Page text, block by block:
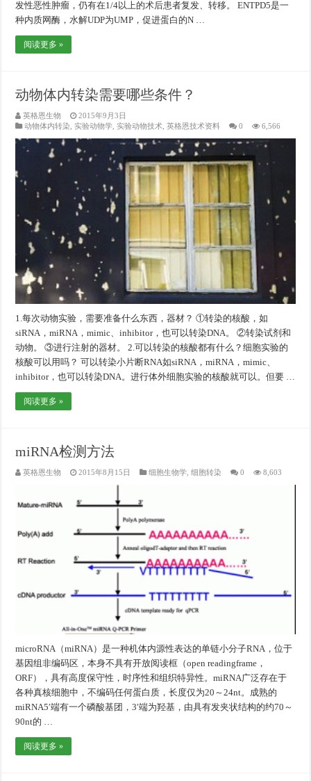
发性恶性肿瘤，仍有在1/4以上的术后患者复发、转移。 ENTPD5是一
种内质网酶，水解UDP为UMP，促进蛋白的N …
阅读更多 »
动物体内转染需要哪些条件？
英格恩生物
2015年9月3日
动物体内转染 ,实验动物学 ,实验动物技术 ,英格恩技术资料 0 6,566
1.每次动物实验，需要准备什么东西，器材？ ①转染的核酸，如
siRNA，miRNA，mimic、inhibitor，也可以转染DNA。 ②转染试剂和
动物。 ③进行注射的器材。 2.可以转染的核酸都有什么？细胞实验的
核酸可以用吗？ 可以转染小片断RNA如siRNA，miRNA，mimic、
inhibitor，也可以转染DNA。进行体外细胞实验的核酸就可以。但要 …
阅读更多 »
miRNA检测方法
英格恩生物 2015年8月15日 细胞生物学 ,细胞转染 0 8,603
microRNA（miRNA）是一种机体内源性表达的单链小分子RNA，位于
基因组非编码区，本身不具有开放阅读框（open readingframe，
ORF），具有高度保守性，时序性和组织特异性。miRNA广泛存在于
各种真核细胞中，不编码任何蛋白质，长度仅为20～24nt。成熟的
miRNA5′端有一个磷酸基团，3′端为羟基，由具有发夹状结构的约70～
90nt的 …
阅读更多 »